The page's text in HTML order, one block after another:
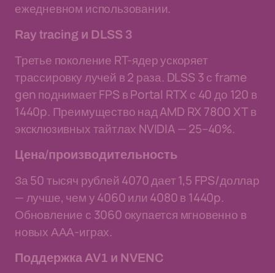
ежедневном использовании.
Ray tracing и DLSS 3
Третье поколение RT-ядер ускоряет
трассировку лучей в 2 раза. DLSS 3 с frame
gen поднимает FPS в Portal RTX с 40 до 120 в
1440p. Преимущество над AMD RX 7800 XT в
эксклюзивных тайтлах NVIDIA — 25–40%.
Цена/производительность
За 50 тысяч рублей 4070 дает 1,5 FPS/доллар
— лучше, чем у 4060 или 4080 в 1440p.
Обновление с 3060 окупается мгновенно в
новых ААА-играх.
Поддержка AV1 и NVENC